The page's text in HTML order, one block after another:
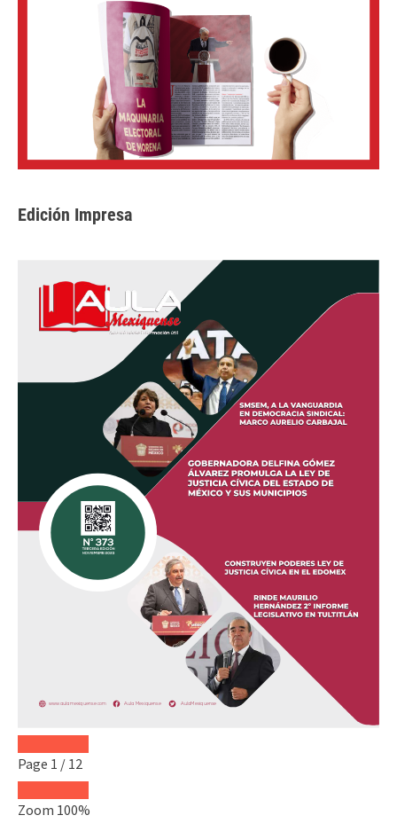
Edición Impresa
Page 1 / 12
Zoom 100%